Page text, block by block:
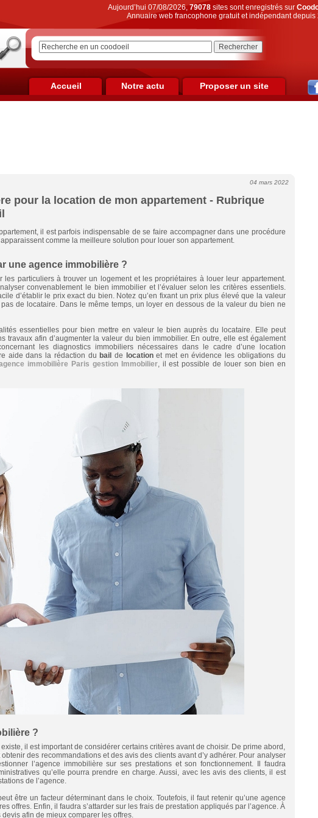
Aujourd’hui 07/08/2026,79078sites sont enregistrés sur
Annuaire web francophone gratuit et indépendant depuis
Accueil Notre actu Proposer un site
pour la location de mon appartement - Rubrique
04 mars 2022
il est parfois indispensable de se faire accompagner dans une procédure
comme la meilleure solution pour louer son appartement.
une agence immobilière ?
les particuliers à trouver un logement et les propriétaires à louer leur appartement.
convenablement le bien immobilier et l’évaluer selon les critères essentiels.
d’établir le prix exact du bien. Notez qu’en fixant un prix plus élevé que la valeur
de locataire. Dans le même temps, un loyer en dessous de la valeur du bien ne
essentielles pour bien mettre en valeur le bien auprès du locataire. Elle peut
travaux afin d’augmenter la valeur du bien immobilier. En outre, elle est également
les diagnostics immobiliers nécessaires dans le cadre d’une location
aide dans la rédaction du bail de locationet met en évidence les obligations du
immobilière Paris gestion Immobilier, il est possible de louer son bien en
?
il est important de considérer certains critères avant de choisir. De prime abord,
des recommandations et des avis des clients avant d’y adhérer. Pour analyser
l’agence immobilière sur ses prestations et son fonctionnement. Il faudra
qu’elle pourra prendre en charge. Aussi, avec les avis des clients, il est
de l’agence.
être un facteur déterminant dans le choix. Toutefois, il faut retenir qu’une agence
offres. Enfin, il faudra s’attarder sur les frais de prestation appliqués par l’agence. À
afin de mieux comparer les offres.